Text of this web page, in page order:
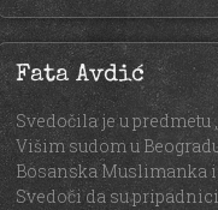
Fata Avdić
Svedočila je u predmetu
Višim sudom u Beogradu
Bosanska Muslimanka
Svedoči da su pripadnici